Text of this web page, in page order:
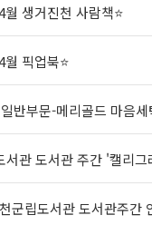
월 생거진천 사람책⭐
월 픽업북⭐
반부문-메리골드 마음
서관 도서관 주간 '캘리
군립도서관 도서관주간